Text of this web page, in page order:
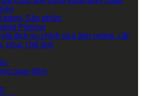
trang- Sản phẩm
Planner
giá dịch vụ chỉnh sửa ảnh online, cắt
phục chế ảnh
quay Mini